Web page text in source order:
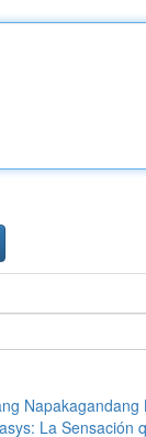
Napakagandang
La Sensación